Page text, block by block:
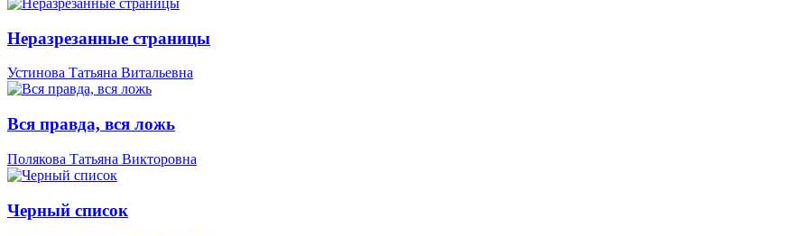
Неразрезанные страницы
Устинова Татьяна Витальевна
Вся правда, вся ложь
Полякова Татьяна Викторовна
Черный список